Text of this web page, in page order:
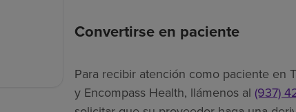
Convertirse en paciente
Para recibir atención como paciente en
y Encompass Health, llámenos al (937)